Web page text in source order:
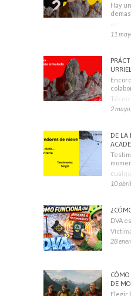
Hay
11
2
DE LA
10
DVA
28
DE
Elegir